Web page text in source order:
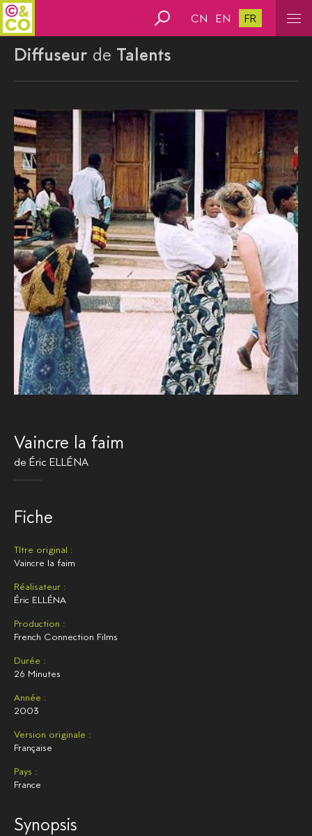
CN EN FR
Diffuseur de Talents
Vaincre la faim
de Éric ELLÉNA
Fiche
TItre original :
Vaincre la faim
Réalisateur :
Éric ELLÉNA
Production :
French Connection Films
Durée :
26 Minutes
Année :
2003
Version originale :
Française
Pays :
France
Synopsis